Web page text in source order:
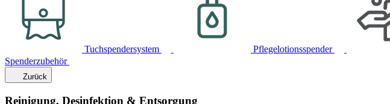
Tuchspendersystem Pflegelotionsspender
Spenderzubehör
Zurück
Reinigung, Desinfektion & Entsorgung